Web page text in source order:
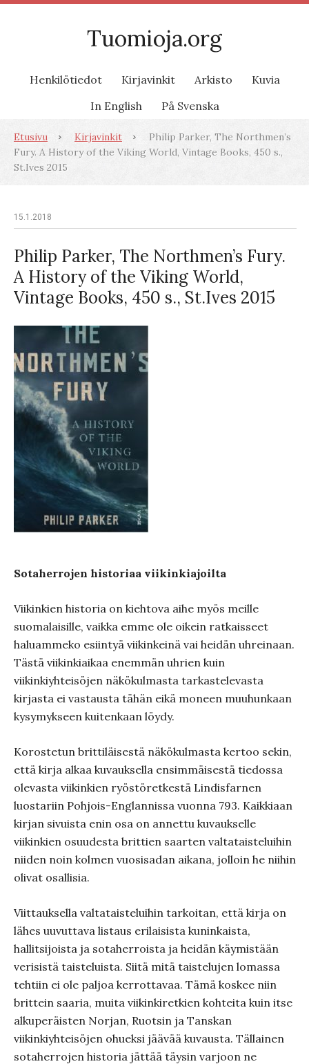
Tuomioja.org
Henkilötiedot Kirjavinkit Arkisto
Kuvia
In English
På Svenska
Etusivu Kirjavinkit
Philip Parker, The Northmen’s
Fury. A History of the Viking World, Vintage Books, 450 s.,
St.Ives 2015
15.1.2018
Philip Parker, The Northmen’s Fury.
A History of the Viking World,
Vintage Books, 450 s., St.Ives 2015
Sotaherrojen historiaa viikinkiajoilta
Viikinkien historia on kiehtova aihe myös meille
suomalaisille, vaikka emme ole oikein ratkaisseet
haluammeko esiintyä viikinkeinä vai heidän uhreinaan.
Tästä viikinkiaikaa enemmän uhrien kuin
viikinkiyhteisöjen näkökulmasta tarkastelevasta
kirjasta ei vastausta tähän eikä moneen muuhunkaan
kysymykseen kuitenkaan löydy.
Korostetun brittiläisestä näkökulmasta kertoo sekin,
että kirja alkaa kuvauksella ensimmäisestä tiedossa
olevasta viikinkien ryöstöretkestä Lindisfarnen
luostariin Pohjois-Englannissa vuonna 793. Kaikkiaan
kirjan sivuista enin osa on annettu kuvaukselle
viikinkien osuudesta brittien saarten valtataisteluihin
niiden noin kolmen vuosisadan aikana, jolloin he niihin
olivat osallisia.
Viittauksella valtataisteluihin tarkoitan, että kirja on
lähes uuvuttava listaus erilaisista kuninkaista,
hallitsijoista ja sotaherroista ja heidän käymistään
verisistä taisteluista. Siitä mitä taistelujen lomassa
tehtiin ei ole paljoa kerrottavaa. Tämä koskee niin
brittein saaria, muita viikinkiretkien kohteita kuin itse
alkuperäisten Norjan, Ruotsin ja Tanskan
viikinkiyhteisöjen ohueksi jäävää kuvausta. Tällainen
sotaherrojen historia jättää täysin varjoon ne